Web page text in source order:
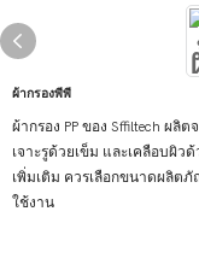
ผ้ากรองพีพี
ผ้ากรอง PP ของ Sffiltech ผลิ
เจาะรูด้วยเข็ม และเคลือบผิ
เพิ่มเติม ควรเลือกขนาดผลิต
ใช้งาน